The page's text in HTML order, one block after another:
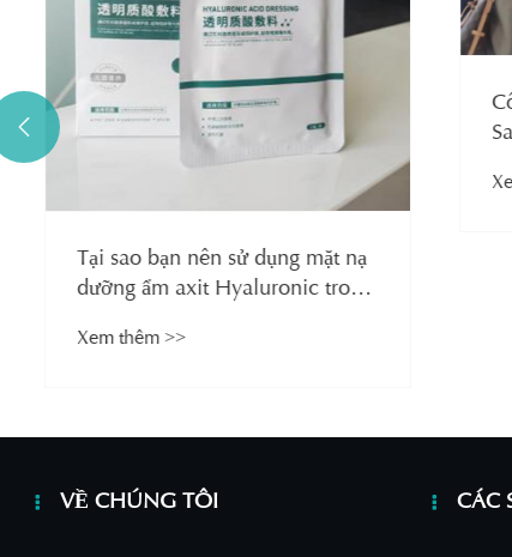
Tại sao bạn nên sử dụng mặt nạ
dưỡng ẩm axit Hyaluronic trong
mình?
Xem thêm >>
tại
Xem

VỀ CHÚNG TÔI CÁC